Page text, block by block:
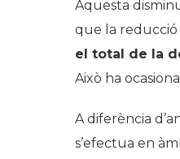
Aquesta
que la reducció
el total de la
Això ha
A diferència
s’efectua en